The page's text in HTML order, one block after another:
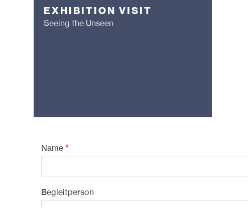
EXHIBITION VISIT
Seeing the Unseen
Name *
Begleitperson